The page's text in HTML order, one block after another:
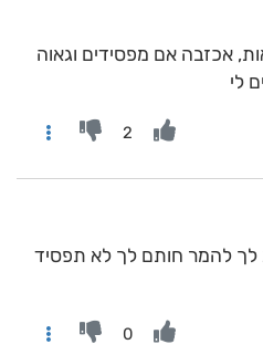
אכזבה אם מפסידים וגאוה
לי
2
להמר חותם לך לא תפסיד
0